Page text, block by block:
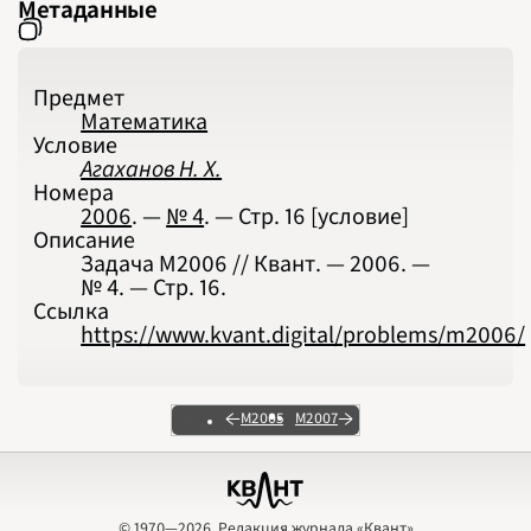
Метаданные
Предмет
Математика
Условие
Агаханов Н. Х.
Номера
2006. —№ 4. — Стр. 16 [условие]
Описание
Задача М2006 // Квант. — 2006. —
№ 4. — Стр. 16.
Ссылка
https://www.kvant.digital/problems/m2006/
М2005 М2007